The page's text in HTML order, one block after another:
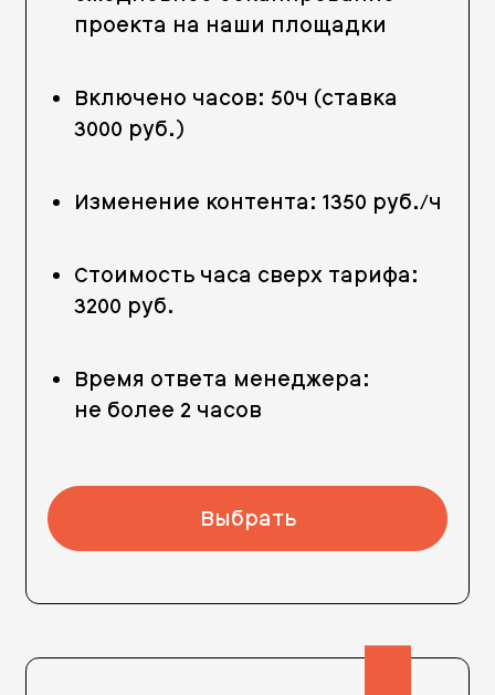
проекта на наши площадки
Включено часов: 50ч (ставка
3000 руб.)
Изменение контента: 1350 руб./ч
Стоимость часа сверх тарифа:
3200 руб.
Время ответа менеджера:
не более 2 часов
Выбрать